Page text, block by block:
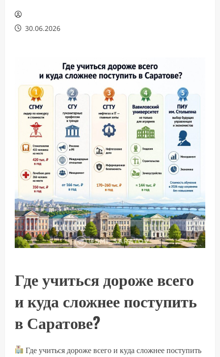
30.06.2026
Где учиться дороже всего
и куда сложнее поступить
в Саратове?
Где учиться дороже всего и куда сложнее поступить